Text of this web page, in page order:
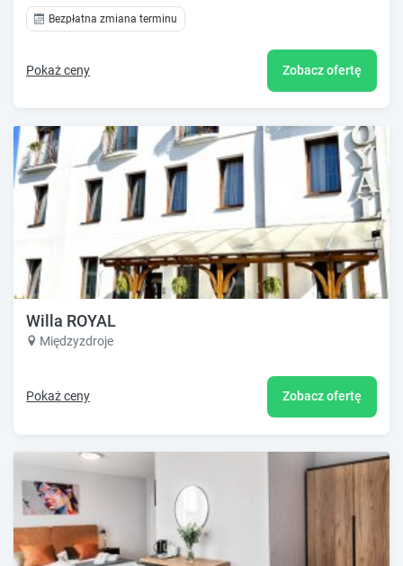
Bezpłatna zmiana terminu
Pokaż ceny Zobacz ofertę
Willa ROYAL
Międzyzdroje
Pokaż ceny Zobacz ofertę